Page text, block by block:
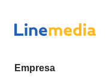
Empresa